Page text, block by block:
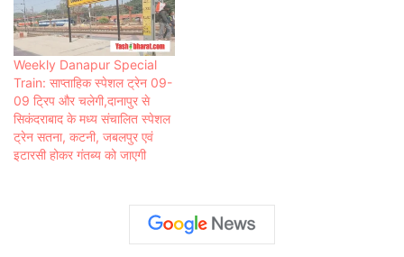
Weekly Danapur Special
Train: साप्ताहिक स्पेशल ट्रेन 09-
09 ट्रिप और चलेगी,दानापुर से
सिकंदराबाद के मध्य संचालित स्पेशल
ट्रेन सतना, कटनी, जबलपुर एवं
इटारसी होकर गंतब्य को जाएगी